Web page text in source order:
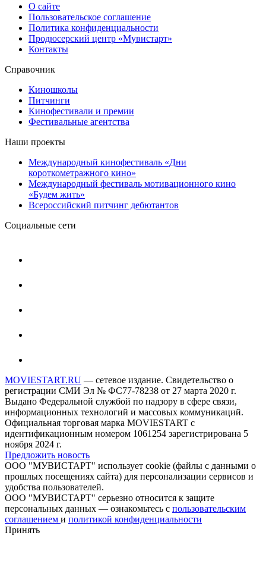
О сайте
Пользовательское соглашение
Политика конфиденциальности
Продюсерский центр «Мувистарт»
Контакты
Справочник
Киношколы
Питчинги
Кинофестивали и премии
Фестивальные агентства
Наши проекты
Международный кинофестиваль «Дни
короткометражного кино»
Международный фестиваль мотивационного кино
«Будем жить»
Всероссийский питчинг дебютантов
Социальные сети
MOVIESTART.RU — сетевое издание. Свидетельство о
регистрации СМИ Эл № ФС77-78238 от 27 марта 2020 г.
Выдано Федеральной службой по надзору в сфере связи,
информационных технологий и массовых коммуникаций.
Официальная торговая марка MOVIESTART с
идентификационным номером 1061254 зарегистрирована 5
ноября 2024 г.
Предложить новость
ООО "МУВИСТАРТ" использует cookie (файлы с данными о
прошлых посещениях сайта) для персонализации сервисов и
удобства пользователей.
ООО "МУВИСТАРТ" серьезно относится к защите
персональных данных — ознакомьтесь с пользовательским
соглашением и политикой конфиденциальности
Принять